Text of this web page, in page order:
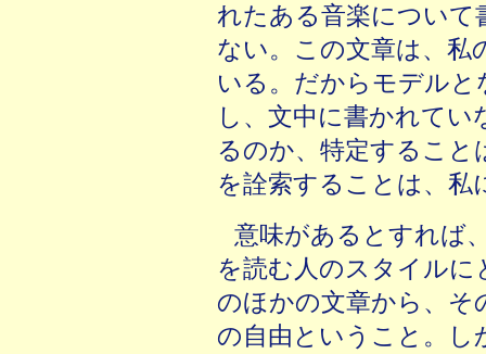
れたある音楽について
ない。この文章は、私
いる。だからモデル
し、文中に書かれて
るのか、特定するこ
を詮索することは、私
意味があるとすれば
を読む人のスタイル
のほかの文章から、そ
の自由ということ。し